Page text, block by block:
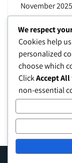
November 2025
September
We respect
Cookies help
personalized
choose which
ClickAccept All
non-essential